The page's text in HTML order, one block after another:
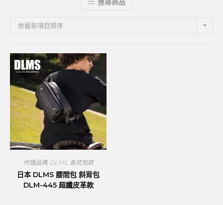
搜尋商品
依最新項目排序
代理品牌, DLMS, 各式包款
日本 DLMS 腰間包 斜背包
DLM-445 超纖皮革款